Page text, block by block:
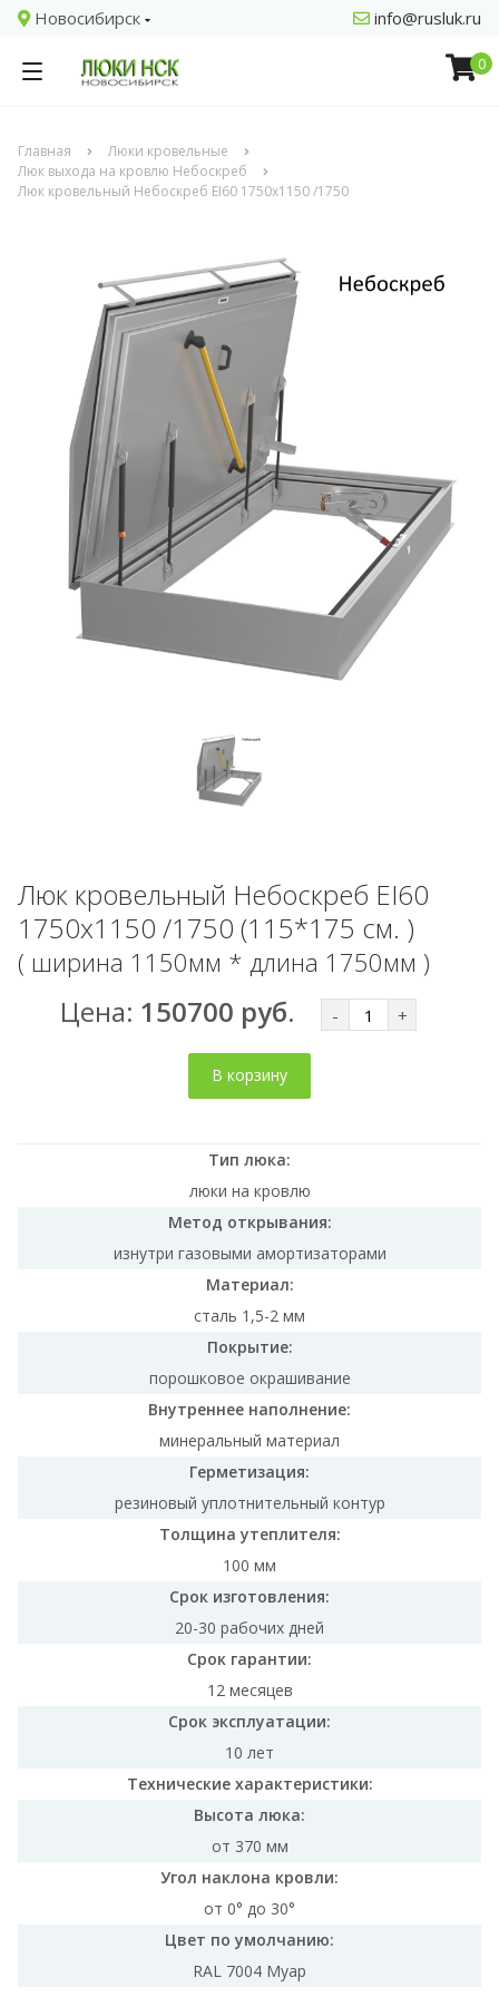
Новосибирск info@rusluk.ru
0
Главная
Люки кровельные
Люк выхода на кровлю Небоскреб
Люк кровельный Небоскреб EI60 1750x1150 /1750
Люк кровельный Небоскреб EI60
1750x1150 /1750 (115*175 см. )
( ширина 1150мм * длина 1750мм )
Цена: 150700 руб. - +
В корзину
Тип люка:
люки на кровлю
Метод открывания:
изнутри газовыми амортизаторами
Материал:
сталь 1,5-2 мм
Покрытие:
порошковое окрашивание
Внутреннее наполнение:
минеральный материал
Герметизация:
резиновый уплотнительный контур
Толщина утеплителя:
100 мм
Срок изготовления:
20-30 рабочих дней
Срок гарантии:
12 месяцев
Срок эксплуатации:
10 лет
Технические характеристики:
Высота люка:
от 370 мм
Угол наклона кровли:
от 0° до 30°
Цвет по умолчанию:
RAL 7004 Муар